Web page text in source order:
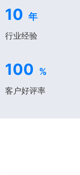
10 年
行业经验
100 %
客户好评率